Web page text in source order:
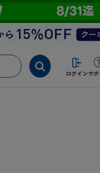
ログイン サ